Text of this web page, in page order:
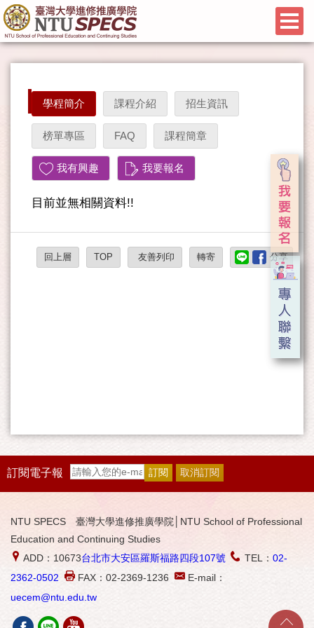
學程簡介 課程介紹 招生資訊
榜單專區 FAQ 課程簡章
我有興趣 我要報名
目前並無相關資料!!
回上層 TOP 友善列印 轉寄 分享
訂閱電子報
NTU SPECS 臺灣大學進修推廣學院│NTU School of Professional
Education and Continuing Studies
ADD：10673台北市大安區羅斯福路四段107號 TEL： 02-
2362-0502
FAX：02-2369-1236
E-mail：
uecem@ntu.edu.tw